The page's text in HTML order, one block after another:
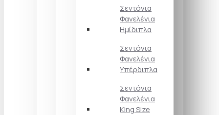
Σεντόνια
Φανελένια
Ημίδιπλα
Σεντόνια
Φανελένια
Υπέρδιπλα
Σεντόνια
Φανελένια
King Size